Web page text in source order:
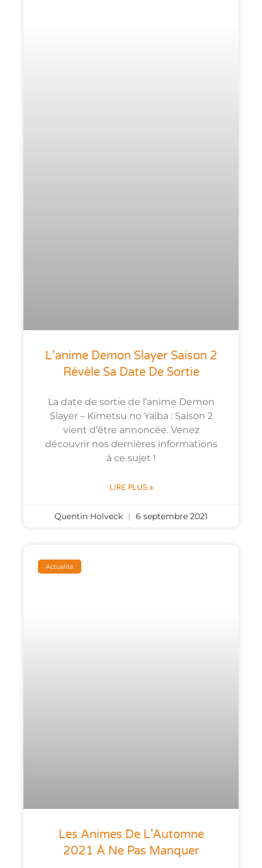
L’anime Demon Slayer Saison 2
Révèle Sa Date De Sortie
La date de sortie de l’anime Demon
Slayer – Kimetsu no Yaiba : Saison 2
vient d’être annoncée. Venez
découvrir nos dernières informations
à ce sujet !
LIRE PLUS »
Quentin Holveck 6 septembre 2021
Actualité
Les Animes De L’Automne
2021 À Ne Pas Manquer